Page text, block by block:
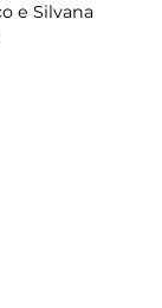
e Silvana